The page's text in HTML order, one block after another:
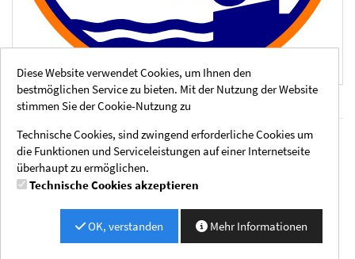
Rechtliche Hinweise
Impressum
AGB
Datenschutzhinweise
Social Media
Instagram
Zahlmethoden
PayPal, Kreditkarte (MasterCard, Visa)
Diese Website verwendet Cookies, um Ihnen den
bestmöglichen Service zu bieten. Mit der Nutzung der Website
stimmen Sie der Cookie-Nutzung zu
Technische Cookies, sind zwingend erforderliche Cookies um
die Funktionen und Serviceleistungen auf einer Internetseite
überhaupt zu ermöglichen.
Technische Cookies akzeptieren
OK, verstanden Mehr Informationen